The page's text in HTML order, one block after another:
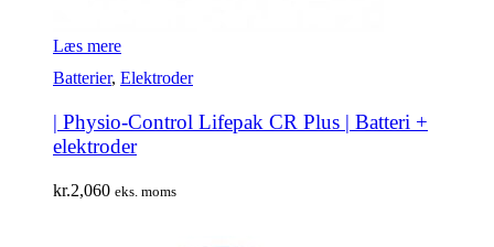
Læs mere
Batterier, Elektroder
| Physio-Control Lifepak CR Plus | Batteri +
elektroder
kr.2,060 eks. moms